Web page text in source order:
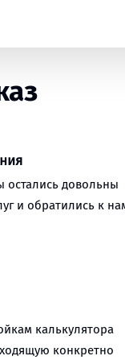
остались довольны
и обратились к
калькулятора
конкретно